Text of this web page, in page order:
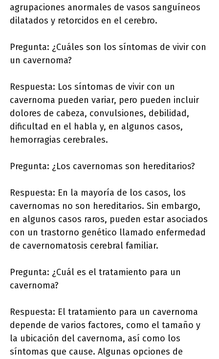
agrupaciones anormales de vasos sanguíneos
dilatados y retorcidos en el cerebro.
Pregunta: ¿Cuáles son los síntomas de vivir con
un cavernoma?
Respuesta: Los síntomas de vivir con un
cavernoma pueden variar, pero pueden incluir
dolores de cabeza, convulsiones, debilidad,
dificultad en el habla y, en algunos casos,
hemorragias cerebrales.
Pregunta: ¿Los cavernomas son hereditarios?
Respuesta: En la mayoría de los casos, los
cavernomas no son hereditarios. Sin embargo,
en algunos casos raros, pueden estar asociados
con un trastorno genético llamado enfermedad
de cavernomatosis cerebral familiar.
Pregunta: ¿Cuál es el tratamiento para un
cavernoma?
Respuesta: El tratamiento para un cavernoma
depende de varios factores, como el tamaño y
la ubicación del cavernoma, así como los
síntomas que cause. Algunas opciones de